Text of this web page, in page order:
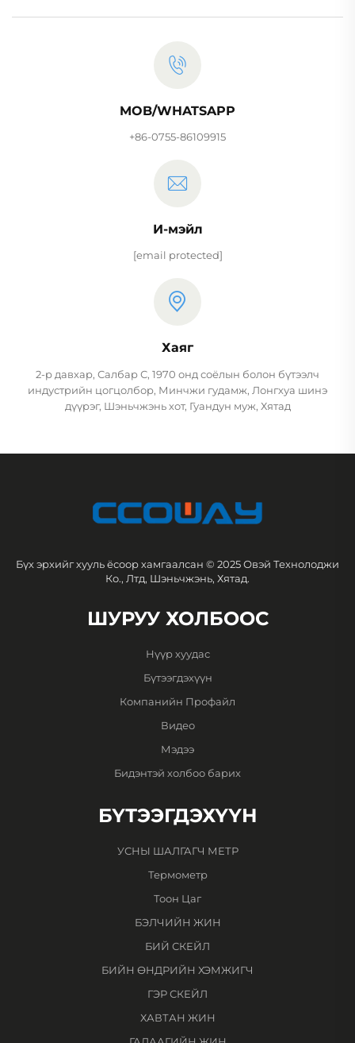
MOB/WHATSAPP
+86-0755-86109915
И-мэйл
[email protected]
Хаяг
2-р давхар, Салбар С, 1970 онд соёлын болон бүтээлч
индустрийн цогцолбор, Минчжи гудамж, Лонгхуа шинэ
дүүрэг, Шэньчжэнь хот, Гуандун муж, Хятад
Бүх эрхийг хууль ёсоор хамгаалсан © 2025 Овэй Технолоджи
Ко., Лтд, Шэньчжэнь, Хятад.
ШУРУУ ХОЛБООС
Нүүр хуудас
Бүтээгдэхүүн
Компанийн Профайл
Видео
Мэдээ
Бидэнтэй холбоо барих
БҮТЭЭГДЭХҮҮН
УСНЫ ШАЛГАГЧ МЕТР
Термометр
Тоон Цаг
БЭЛЧИЙН ЖИН
БИЙ СКЕЙЛ
БИЙН ӨНДРИЙН ХЭМЖИГЧ
ГЭР СКЕЙЛ
ХАВТАН ЖИН